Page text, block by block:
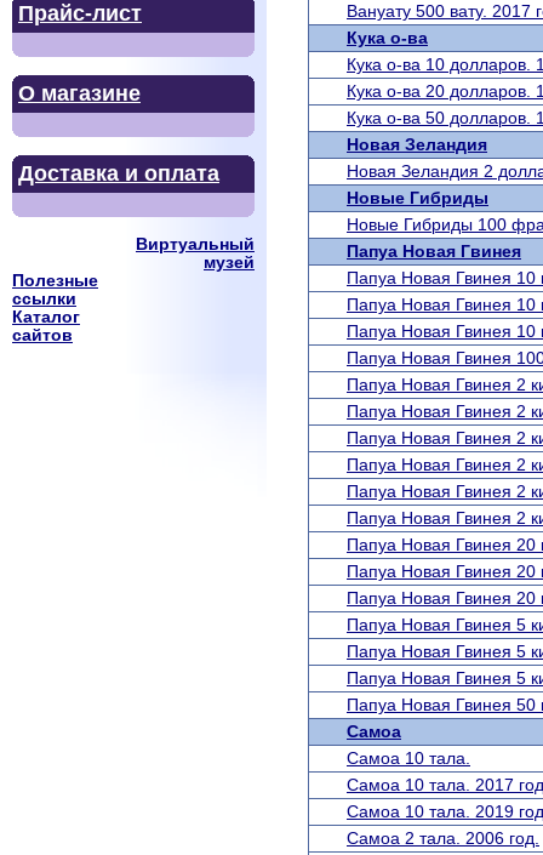
Прайс-лист
О магазине
Доставка и оплата
Виртуальный
музей
Полезные
ссылки
Каталог
сайтов
Вануату 500 вату. 2017
Кука о-ва
Кука о-ва 10 долларов.
Кука о-ва 20 долларов.
Кука о-ва 50 долларов.
Новая Зеландия
Новая Зеландия 2
Новые Гибриды
Новые Гибриды 100
Папуа Новая Гвинея
Папуа Новая Гвинея 10
Папуа Новая Гвинея 10
Папуа Новая Гвинея 10
Папуа Новая Гвинея
Папуа Новая Гвинея 2
Папуа Новая Гвинея 2
Папуа Новая Гвинея 2
Папуа Новая Гвинея 2
Папуа Новая Гвинея 2
Папуа Новая Гвинея 2
Папуа Новая Гвинея 20
Папуа Новая Гвинея 20
Папуа Новая Гвинея 20
Папуа Новая Гвинея 5
Папуа Новая Гвинея 5
Папуа Новая Гвинея 5
Папуа Новая Гвинея 50
Самоа
Самоа 10 тала.
Самоа 10 тала. 2017
Самоа 10 тала. 2019
Самоа 2 тала. 2006 год.